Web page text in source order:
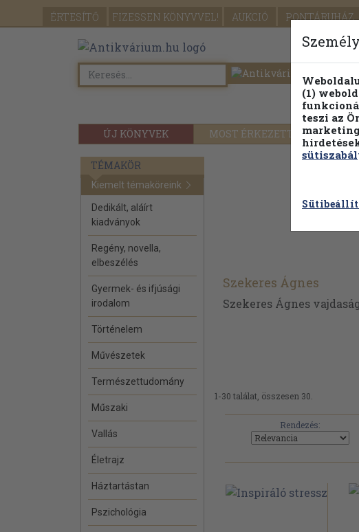
ÉRTESÍTŐ FIZESSEN KÖNYVVEL! AUKCIÓ PONTÁRUHÁZ
ÚJ KÖNYVEK MOST ÉRKEZETT
TÉMAKÖR
Kiemelt témaköreink
Dedikált, aláírt
kiadványok
Regény, novella,
elbeszélés
Gyermek- és ifjúsági
irodalom
Történelem
Művészetek
Természettudomány
Műszaki
Vallás
Életrajz
Háztartástan
Pszichológia
Szekeres Ágnes
Szekeres Ágnes
1-30 találat, összesen 30.
Rendezés:
(1)
teszi az